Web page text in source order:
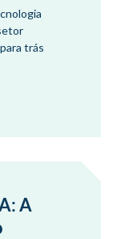
trás
A